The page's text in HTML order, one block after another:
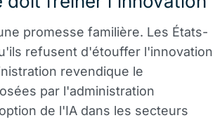
promesse familière. Les États-
refusent d'étouffer l'innovation
revendique le
par l'administration
de l'IA dans les secteurs